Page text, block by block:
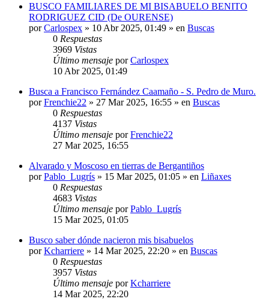
BUSCO FAMILIARES DE MI BISABUELO BENITO
RODRIGUEZ CID (De OURENSE)
porCarlospex » 10 Abr 2025, 01:49 » en Buscas
0 Respuestas
3969 Vistas
Último mensaje porCarlospex
10 Abr 2025, 01:49
Busca a Francisco Fernández Caamaño - S. Pedro de Muro.
porFrenchie22 » 27 Mar 2025, 16:55 » en Buscas
0 Respuestas
4137 Vistas
Último mensaje porFrenchie22
27 Mar 2025, 16:55
Alvarado y Moscoso en tierras de Bergantiños
porPablo_Lugrís » 15 Mar 2025, 01:05 » en Liñaxes
0 Respuestas
4683 Vistas
Último mensaje porPablo_Lugrís
15 Mar 2025, 01:05
Busco saber dónde nacieron mis bisabuelos
porKcharriere » 14 Mar 2025, 22:20 » en Buscas
0 Respuestas
3957 Vistas
Último mensaje porKcharriere
14 Mar 2025, 22:20